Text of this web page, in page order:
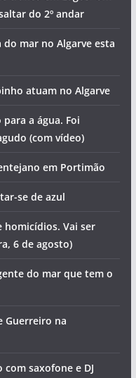
do 2º andar
mar no Algarve esta
atuam no Algarve
a água. Foi
(com vídeo)
em Portimão
se de azul
homicídios. Vai ser
6 de agosto)
do mar que tem o
Guerreiro na
saxofone e DJ